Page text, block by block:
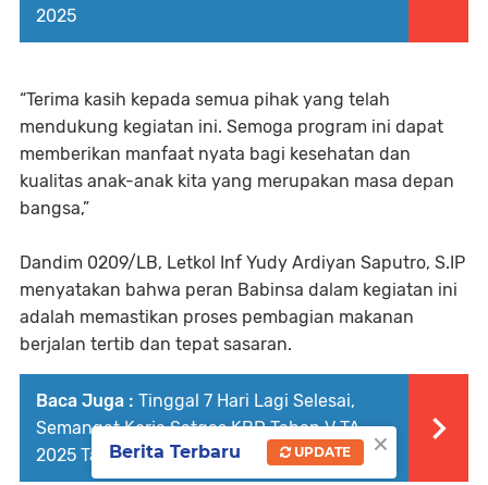
2025
“Terima kasih kepada semua pihak yang telah
mendukung kegiatan ini. Semoga program ini dapat
memberikan manfaat nyata bagi kesehatan dan
kualitas anak-anak kita yang merupakan masa depan
bangsa,”
Dandim 0209/LB, Letkol Inf Yudy Ardiyan Saputro, S.IP
menyatakan bahwa peran Babinsa dalam kegiatan ini
adalah memastikan proses pembagian makanan
berjalan tertib dan tepat sasaran.
Baca Juga : Tinggal 7 Hari Lagi Selesai,
Semangat Kerja Satgas KBD Tahap V TA.
2025 Tak Pernah Pudar
×
Berita Terbaru UPDATE